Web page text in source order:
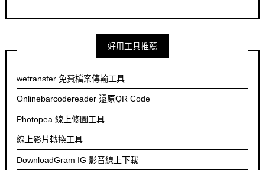
好用工具推薦
wetransfer 免費檔案傳輸工具
Onlinebarcodereader 還原QR Code
Photopea 線上修圖工具
線上影片轉換工具
DownloadGram IG 影音線上下載